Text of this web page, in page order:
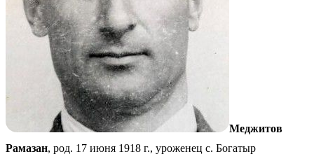
Меджитов
Рамазан, род. 17 июня 1918 г., уроженец с. Богатыр